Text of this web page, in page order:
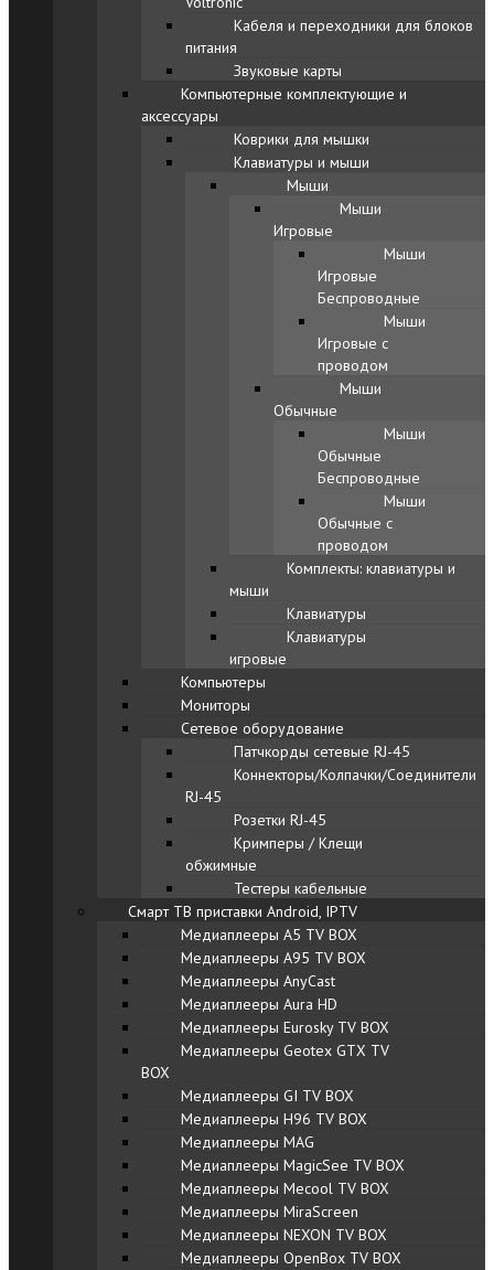
Кабеля и переходники для блоков
питания
Звуковые карты
Компьютерные комплектующие и
аксессуары
Коврики для мышки
Клавиатуры и мыши
Мыши
Мыши
Игровые
Мыши
Игровые
Беспроводные
Мыши
Игровые с
проводом
Мыши
Обычные
Мыши
Обычные
Беспроводные
Мыши
Обычные с
проводом
Комплекты: клавиатуры и
мыши
Клавиатуры
Клавиатуры
игровые
Компьютеры
Мониторы
Сетевое оборудование
Патчкорды сетевые RJ-45
Коннекторы/Колпачки/Соединители
RJ-45
Розетки RJ-45
Кримперы / Клещи
обжимные
Тестеры кабельные
Смарт ТВ приставки Android, IPTV
Медиаплееры A5 TV BOX
Медиаплееры A95 TV BOX
Медиаплееры AnyCast
Медиаплееры Aura HD
Медиаплееры Eurosky TV BOX
Медиаплееры Geotex GTX TV
BOX
Медиаплееры GI TV BOX
Медиаплееры H96 TV BOX
Медиаплееры MAG
Медиаплееры MagicSee TV BOX
Медиаплееры Mecool TV BOX
Медиаплееры MiraScreen
Медиаплееры NEXON TV BOX
Медиаплееры OpenBox TV BOX